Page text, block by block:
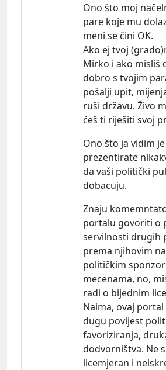
Ono što moj
pare koje mu
meni se čini OK.
Ako ej tvoj
Mirko i ako misliš
dobro s tvojim
pošalji upit,
ruši državu. Živo
ćeš ti riješiti svoj
Ono što ja vidim
prezentirate
da vaši politički
dobacuju.
Znaju
portalu govoriti o
servilnosti drugih
prema njihovim
političkim
mecenama, no,
radi o bijednim
Naima, ovaj
dugu povijest
favoriziranja,
dodvorništva. Ne
licemjeran i